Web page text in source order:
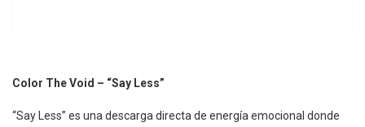
Color The Void – “Say Less”
“Say Less” es una descarga directa de energía emocional donde